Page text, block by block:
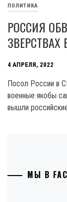
ПОЛИТИКА
РОССИЯ
ЗВЕРСТВАХ
4 АПРЕЛЯ, 2022
Посол России в
военные якобы
вышли
МЫ В